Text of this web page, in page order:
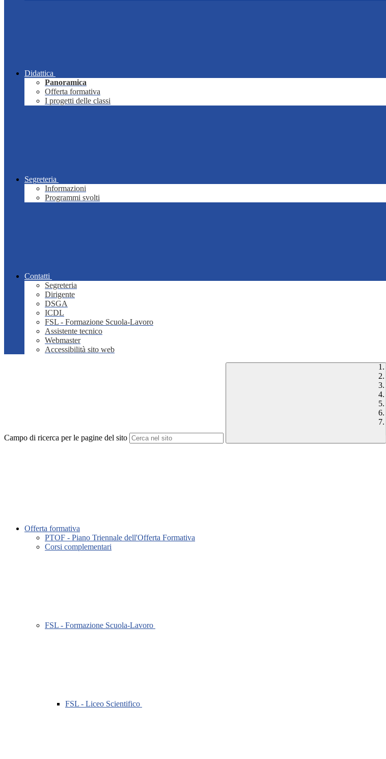
Didattica
Panoramica
Offerta formativa
I progetti delle classi
Segreteria
Informazioni
Programmi svolti
Contatti
Segreteria
Dirigente
DSGA
ICDL
FSL - Formazione Scuola-Lavoro
Assistente tecnico
Webmaster
Accessibilità sito web
Campo di ricerca per le pagine del sito
Offerta formativa
PTOF - Piano Triennale dell'Offerta Formativa
Corsi complementari
FSL - Formazione Scuola-Lavoro
FSL - Liceo Scientifico